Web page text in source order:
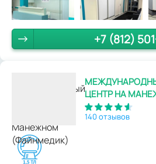
+7 (812)
ЦЕНТР НА
140 отзывов